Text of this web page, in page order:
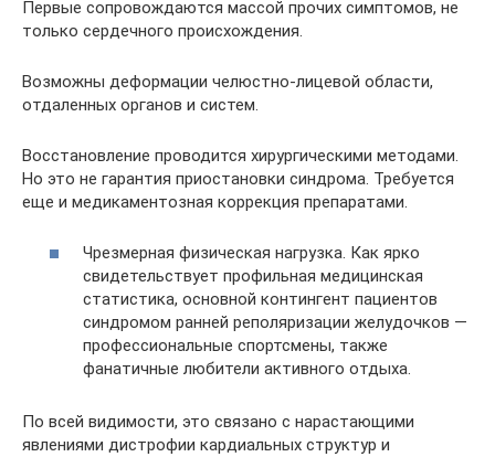
Первые сопровождаются массой прочих симптомов, не
только сердечного происхождения.
Возможны деформации челюстно-лицевой области,
отдаленных органов и систем.
Восстановление проводится хирургическими методами.
Но это не гарантия приостановки синдрома. Требуется
еще и медикаментозная коррекция препаратами.
Чрезмерная физическая нагрузка. Как ярко
свидетельствует профильная медицинская
статистика, основной контингент пациентов
синдромом ранней реполяризации желудочков —
профессиональные спортсмены, также
фанатичные любители активного отдыха.
По всей видимости, это связано с нарастающими
явлениями дистрофии кардиальных структур и